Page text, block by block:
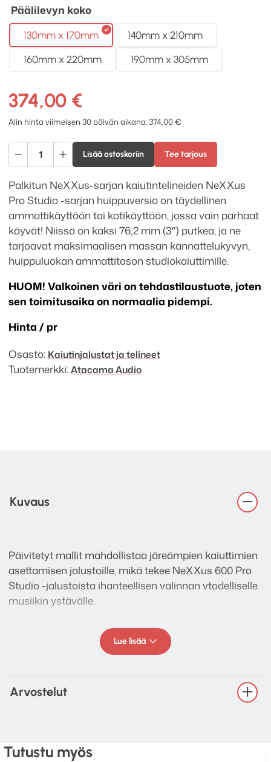
Päälilevyn koko
130mm x 170mm 140mm x 210mm
160mm x 220mm 190mm x 305mm
374,00 €
Alin hinta viimeisen 30 päivän aikana:374,00€
Atacama
Audio
NeXXus
600
Studio
kaiutinjalusta
pari
määrä
Lisää ostoskoriin Tee tarjous
Palkitun NeXXus-sarjan kaiutintelineiden NeXXus
Pro Studio -sarjan huippuversio on täydellinen
ammattikäyttöön tai kotikäyttöön, jossa vain parhaat
käyvät! Niissä on kaksi 76,2 mm (3″) putkea, ja ne
tarjoavat maksimaalisen massan kannattelukyvyn,
huippuluokan ammattitason studiokaiuttimille.
HUOM! Valkoinen väri on tehdastilaustuote, joten
sen toimitusaika on normaalia pidempi.
Hinta / pr
Osasto: Kaiutinjalustat ja telineet
Tuotemerkki:Atacama Audio
Kuvaus
Päivitetyt mallit mahdollistaa järeämpien kaiuttimien
asettamisen jalustoille, mikä tekee NeXXus 600 Pro
Studio -jalustoista ihanteellisen valinnan vtodelliselle
musiikin ystävälle.
Mikäli kaiuttimesi tarvitsee tuekseen isomman
kokovaihtoehto. NeXXus toimitetaan vakiona 130 x
170 kokoisella aluslevyllä.
Jalusta toimitetaan 8mm BZP-piikeillä.
Lue lisää
Arvostelut
Tutustu myös